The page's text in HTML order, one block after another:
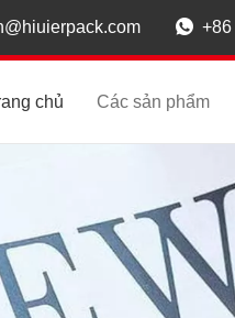

chủ Các sản phẩm